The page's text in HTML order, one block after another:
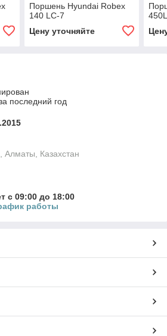
Поршень Hyundai Robex
140 LC-7
Цену уточняйте
последний год
Алматы, Казахстан
с 09:00 до 18:00
работы